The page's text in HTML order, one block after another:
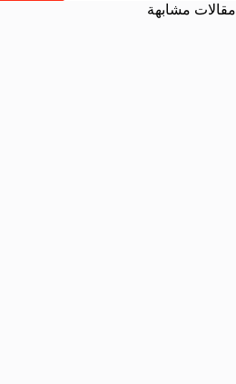
مقالات مشابهة